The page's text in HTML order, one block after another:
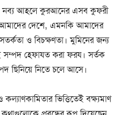
নব্য আহলে কুরআনের এসব কুফরী
আমাদের দেশে, এমনকি আমাদের
ও বিচক্ষণতা। মুমিনের জন্য
হেফাযত করা ফরয। সর্তক
ছিনিয়ে নিতে চলে আসে।
ভিত্তিতেই বক্ষ্যমাণ